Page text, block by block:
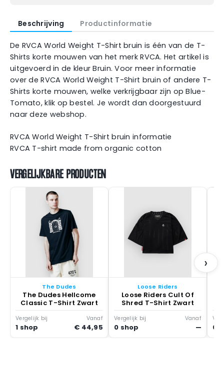
Beschrijving Productinformatie
De RVCA World Weight T-Shirt bruin is één van de T-
Shirts korte mouwen van het merk RVCA. Het artikel is
uitgevoerd in de kleur Bruin. Voor meer informatie
over de RVCA World Weight T-Shirt bruin of andere T-
Shirts korte mouwen, welke verkrijgbaar zijn op Blue-
Tomato, klik op bestel. Je wordt dan doorgestuurd
naar deze webshop.
RVCA World Weight T-Shirt bruin informatie
RVCA T-shirt made from organic cotton
VERGELIJKBARE PRODUCTEN
The Dudes
The Dudes Hellcome
Classic T-Shirt Zwart
Vergelijk bij
1 shop
Vanaf
€ 44,95
Loose Riders
Loose Riders Cult Of
Shred T-Shirt Zwart
Vergelijk bij
0 shop
Vanaf
— 0
›